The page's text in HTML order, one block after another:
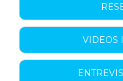
VIDEOS